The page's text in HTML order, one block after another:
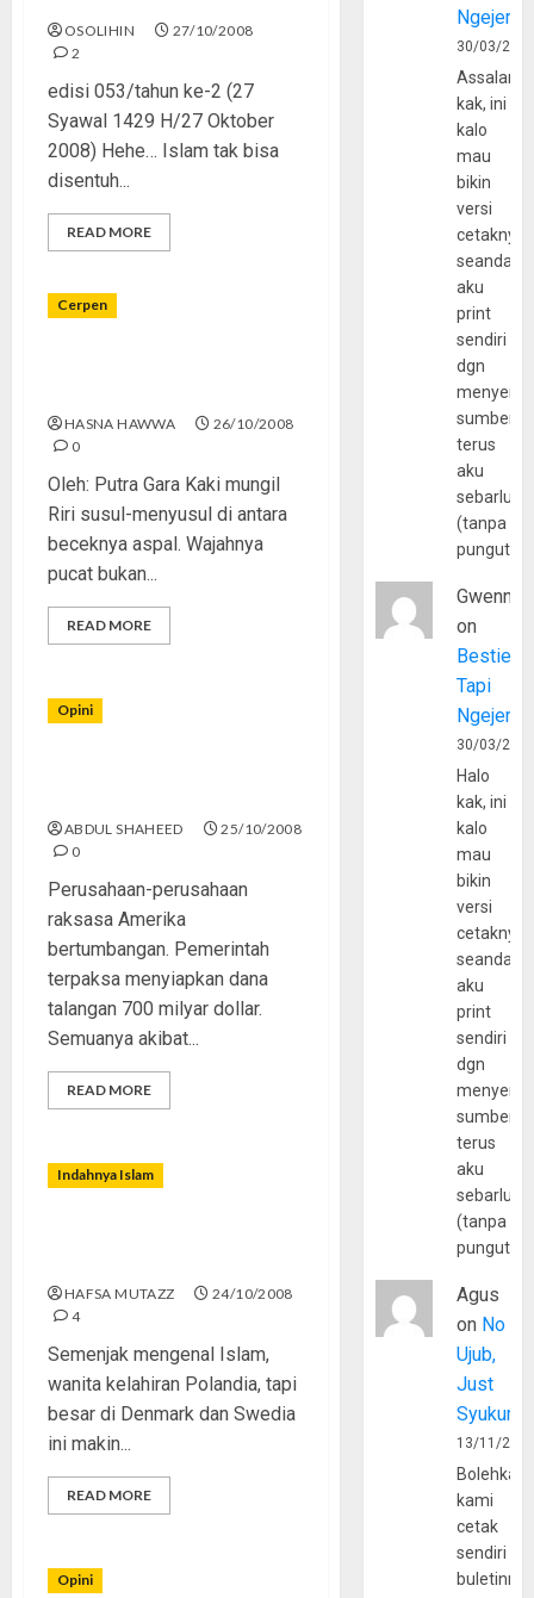
OSOLIHIN
27/10/2008
2
edisi 053/tahun ke-2 (27
Syawal 1429 H/27 Oktober
2008) Hehe… Islam tak bisa
disentuh...
READ MORE
Cerpen
HASNA HAWWA
26/10/2008
0
Oleh: Putra Gara Kaki mungil
Riri susul-menyusul di antara
beceknya aspal. Wajahnya
pucat bukan...
READ MORE
Opini
ABDUL SHAHEED
25/10/2008
0
Perusahaan-perusahaan
raksasa Amerika
bertumbangan. Pemerintah
terpaksa menyiapkan dana
talangan 700 milyar dollar.
Semuanya akibat...
READ MORE
Indahnya Islam
HAFSA MUTAZZ
24/10/2008
4
Semenjak mengenal Islam,
wanita kelahiran Polandia, tapi
besar di Denmark dan Swedia
ini makin...
READ MORE
Opini
30/03/
kak, ini
kalo
mau
bikin
versi
cetaknya
aku
print
sendiri
dgn
sumber
terus
aku
(tanpa
Gwenny
on
Bestie
Tapi
30/03/
Halo
kak, ini
kalo
mau
bikin
versi
cetaknya
aku
print
sendiri
dgn
sumber
terus
aku
(tanpa
Agus
on No
Ujub,
Just
Syukur
13/11/
Bolehkah
kami
cetak
sendiri